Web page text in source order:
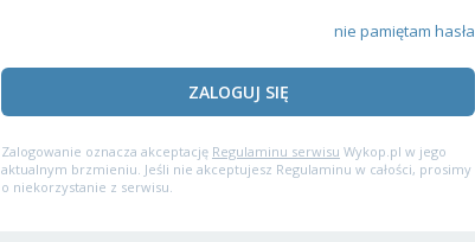
nie pamiętam hasła
ZALOGUJ SIĘ
Zalogowanie oznacza akceptację Regulaminu serwisu Wykop.pl w jego
aktualnym brzmieniu. Jeśli nie akceptujesz Regulaminu w całości, prosimy
o niekorzystanie z serwisu.